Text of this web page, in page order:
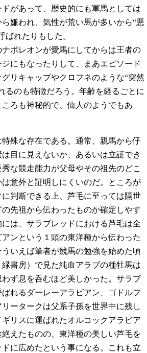
があって、歴史的にも軍馬としては
嫌われ、気性が荒い馬が多いから“悪
ばれたりもした。
ポレオンが愛馬にしてからは王者の
にもなったりして、まあエピソード
リキャップやクロフネのような“突然
るのも特徴だろう。年齢を経るごとに
ろも神秘的で、仙人のようでもあ
殊な存在である。通常、親馬から仔
目に見えないか、あるいは立証でき
な競走能力が父母やその祖先のどこ
意外と証明しにくいのだ。ところが
判断できる上、芦毛に至っては隔世
先祖から伝わったものか確定しやす
は、サラブレッドにおける芦毛は全
ンという１頭の東洋種から伝わった
いえば筆者が競馬の勉強を始めた頃
書房）で見た純血アラブの種牡馬は
ず息を呑むほど美しかった。サラブ
れるダーレーアラビアン、ゴドルフ
ータークは父系子孫を世界中に残し
リスに運ばれたオルコックアラビア
えたものの、東洋種の美しい芦毛を
に広めたという事になる。これも立